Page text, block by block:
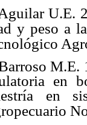
U.E.
y peso a la
M.E.
en
en